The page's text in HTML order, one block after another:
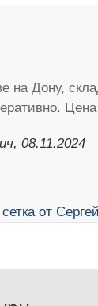
на Дону,
08.11.2024